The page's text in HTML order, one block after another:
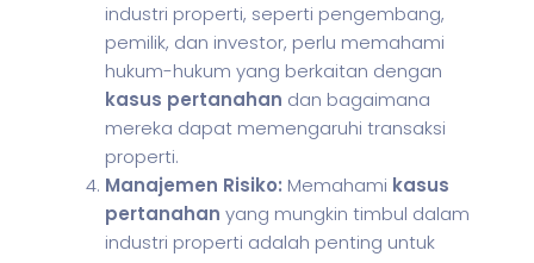
industri properti, seperti pengembang,
pemilik, dan investor, perlu memahami
hukum-hukum yang berkaitan dengan
kasus pertanahan dan bagaimana
mereka dapat memengaruhi transaksi
properti.
Manajemen Risiko: Memahami kasus
pertanahan yang mungkin timbul dalam
industri properti adalah penting untuk